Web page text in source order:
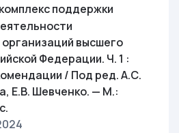
поддержки
высшего
Федерации. Ч. 1 :
/ Под ред. А.С.
Е.В. Шевченко. — М.: